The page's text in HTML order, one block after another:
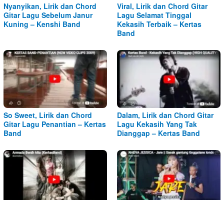
Nyanyikan, Lirik dan Chord
Gitar Lagu Sebelum Janur
Kuning – Kenshi Band
Viral, Lirik dan Chord Gitar
Lagu Selamat Tinggal
Kekasih Terbaik – Kertas
Band
So Sweet, Lirik dan Chord
Gitar Lagu Penantian – Kertas
Band
Dalam, Lirik dan Chord Gitar
Lagu Kekasih Yang Tak
Dianggap – Kertas Band